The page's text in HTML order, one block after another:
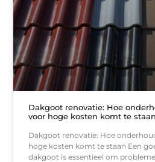
Dakgoot renovatie: Hoe
voor hoge kosten komt te staan
Dakgoot renovatie: Hoe
hoge kosten komt te staan Een
dakgoot is essentieel om